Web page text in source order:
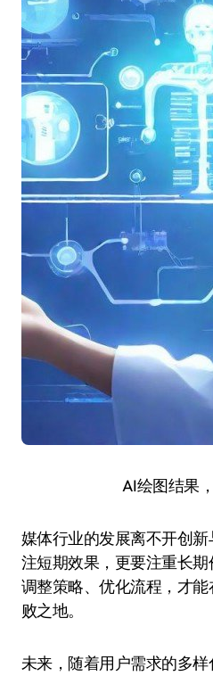
AI绘图结果
媒体行业的发展离不开创
注短期效果，更要注重长
调整策略、优化流程，才
败之地。
未来，随着用户需求的多